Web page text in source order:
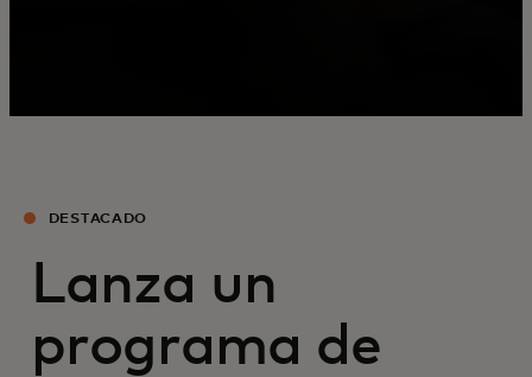
DESTACADO
Lanza un
programa de